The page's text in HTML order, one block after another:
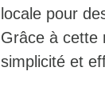
locale pour
Grâce à cette
simplicité et